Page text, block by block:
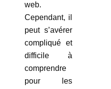
web.
Cependant, il
peut s’avérer
compliqué et
difficile à
comprendre
pour les